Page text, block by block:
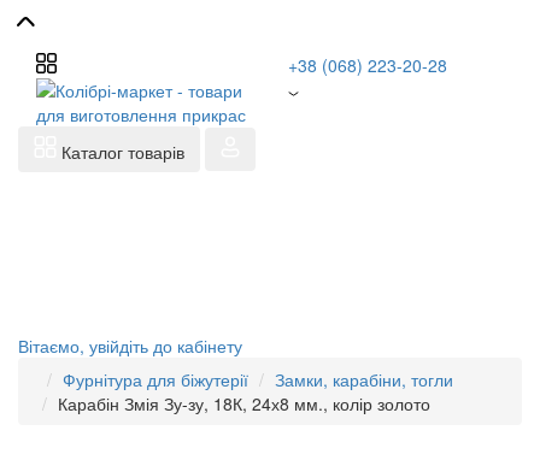
+38 (068) 223-20-28
Каталог товарів
Вітаємо, увійдіть до кабінету
Фурнітура для біжутерії
Замки, карабіни, тогли
Карабін Змія Зу-зу, 18К, 24х8 мм., колір золото